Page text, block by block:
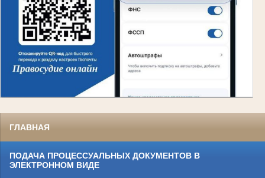
ГЛАВНАЯ
ПОДАЧА ПРОЦЕССУАЛЬНЫХ ДОКУМЕНТОВ В
ЭЛЕКТРОННОМ ВИДЕ